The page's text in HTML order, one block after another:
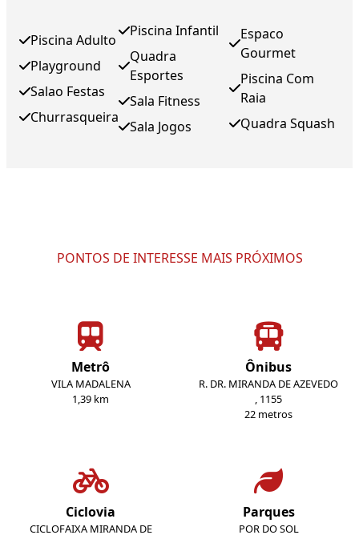
Piscina Adulto
Playground
Salao Festas
Churrasqueira
Piscina Infantil
Quadra
Esportes
Sala Fitness
Sala Jogos
Espaco
Gourmet
Piscina Com
Raia
Quadra Squash
PONTOS DE INTERESSE MAIS PRÓXIMOS
Metrô
VILA MADALENA
1,39 km
Ônibus
R. DR. MIRANDA DE AZEVEDO
, 1155
22 metros
Ciclovia
CICLOFAIXA MIRANDA DE
Parques
POR DO SOL